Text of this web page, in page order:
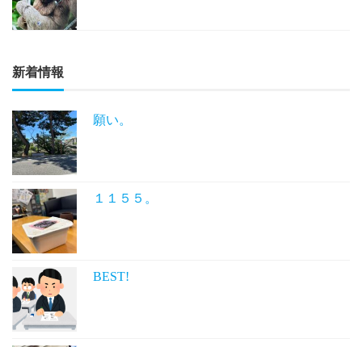
新着情報
願い。
１１５５。
BEST!